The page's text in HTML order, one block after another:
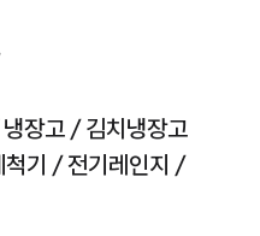
장고 / 김치냉장고
기 / 전기레인지 /